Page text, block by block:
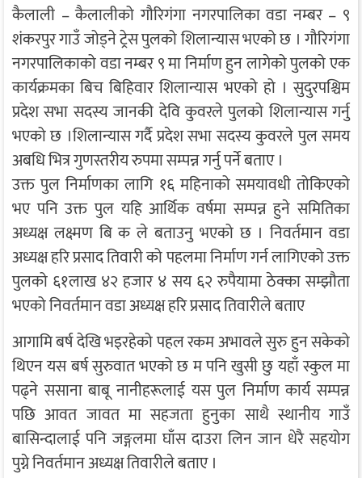
कैलाली – कैलालीको गौरिगंगा नगरपालिका वडा नम्बर – ९
शंकरपुर गाउँ जोड्ने ट्रेस पुलको शिलान्यास भएको छ । गौरिगंगा
नगरपालिकाको वडा नम्बर ९ मा निर्माण हुन लागेको पुलको एक
कार्यक्रमका बिच बिहिवार शिलान्यास भएको हो । सुदुरपश्चिम
प्रदेश सभा सदस्य जानकी देवि कुवरले पुलको शिलान्यास गर्नु
भएको छ ।शिलान्यास गर्दै प्रदेश सभा सदस्य कुवरले पुल समय
अबधि भित्र गुणस्तरीय रुपमा सम्पन्न गर्नु पर्ने बताए ।
उक्त पुल निर्माणका लागि १६ महिनाको समयावधी तोकिएको
भए पनि उक्त पुल यहि आर्थिक वर्षमा सम्पन्न हुने समितिका
अध्यक्ष लक्ष्मण बि क ले बताउनु भएको छ । निवर्तमान वडा
अध्यक्ष हरि प्रसाद तिवारी को पहलमा निर्माण गर्न लागिएको उक्त
पुलको ६१लाख ४२ हजार ४ सय ६२ रुपैयामा ठेक्का सम्झौता
भएको निवर्तमान वडा अध्यक्ष हरि प्रसाद तिवारीले बताए
आगामि बर्ष देखि भइरहेको पहल रकम अभावले सुरु हुन सकेको
थिएन यस बर्ष सुरुवात भएको छ म पनि खुसी छु यहाँ स्कुल मा
पढ्ने ससाना बाबू नानीहरूलाई यस पुल निर्माण कार्य सम्पन्न
पछि आवत जावत मा सहजता हुनुका साथै स्थानीय गाउँ
बासिन्दालाई पनि जङ्गलमा घाँस दाउरा लिन जान धेरै सहयोग
पुग्ने निवर्तमान अध्यक्ष तिवारीले बताए ।